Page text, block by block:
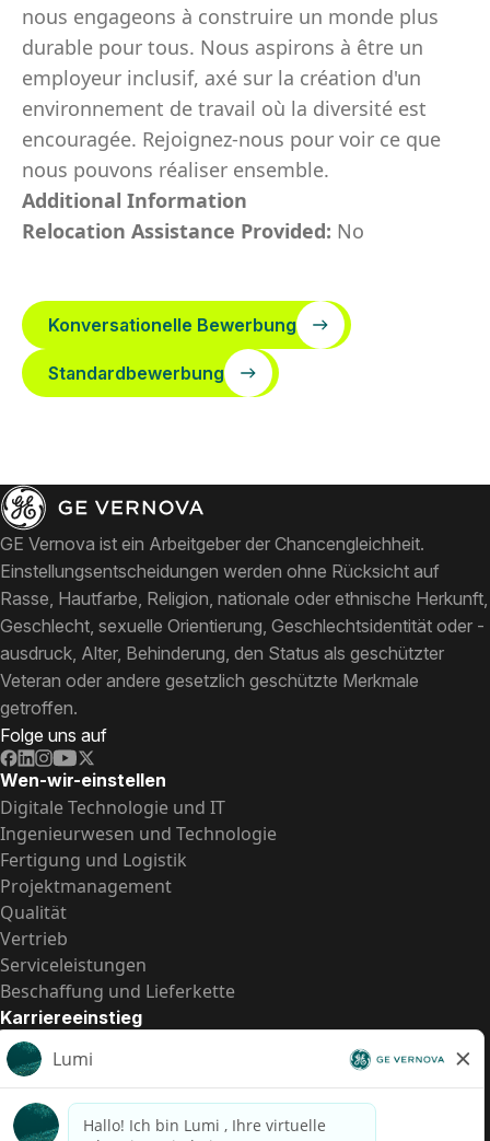
nous engageons à construire un monde plus
durable pour tous. Nous aspirons à être un
employeur inclusif, axé sur la création d'un
environnement de travail où la diversité est
encouragée. Rejoignez-nous pour voir ce que
nous pouvons réaliser ensemble.
Additional Information
Relocation Assistance Provided: No
Konversationelle Bewerbung
Standardbewerbung
GE Vernova ist ein Arbeitgeber der Chancengleichheit.
Einstellungsentscheidungen werden ohne Rücksicht auf
Rasse, Hautfarbe, Religion, nationale oder ethnische Herkunft,
Geschlecht, sexuelle Orientierung, Geschlechtsidentität oder -
ausdruck, Alter, Behinderung, den Status als geschützter
Veteran oder andere gesetzlich geschützte Merkmale
getroffen.
Folge uns auf
Wen-wir-einstellen
Digitale Technologie und IT
Ingenieurwesen und Technologie
Fertigung und Logistik
Projektmanagement
Qualität
Vertrieb
Serviceleistungen
Beschaffung und Lieferkette
Karriereeinstieg
Praktika
Einstiegspositionen
Alle Möglichkeiten
Schnelle Links